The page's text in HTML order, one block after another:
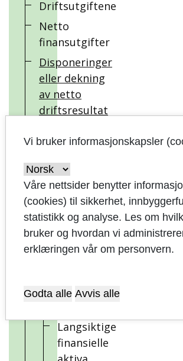
Driftsutgiftene
Netto
finansutgifter
Disponeringer
eller dekning
av netto
driftsresultat
Tjenesteområdene
Finansrapport
Ledig
likviditet og
andre
midler
for
Langsiktige
finansielle
Vi bruker informasjonskapsler
Våre nettsider benytter
(cookies) til sikkerhet,
statistikk og analyse. Les om
bruker og hvordan vi
erklæringen vår om personvern.
Godta alle Avvis alle